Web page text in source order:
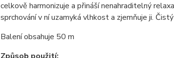
celkově harmonizuje a přináší nenahraditelný
sprchování v ní uzamyká vlhkost a zjemňuje ji.
Balení obsahuje 50 m